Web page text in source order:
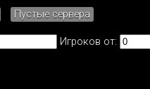
Пустые сервера
Игроков от: